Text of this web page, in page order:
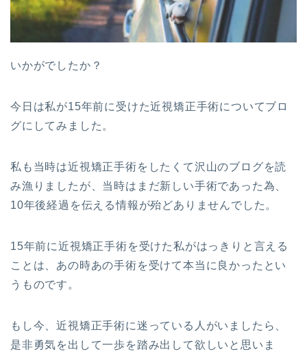
いかがでしたか？
今日は私が15年前に受けた近視矯正手術についてブロ
グにしてみました。
私も当時は近視矯正手術をしたくて沢山のブログを読
み漁りましたが、当時はまだ新しい手術であった為、
10年後経過を伝える情報が殆どありませんでした。
15年前に近視矯正手術を受けた私がはっきりと言える
ことは、あの時あの手術を受けて本当に良かったとい
うものです。
もし今、近視矯正手術に迷っている人がいましたら、
是非勇気を出して一歩を踏み出して欲しいと思いま